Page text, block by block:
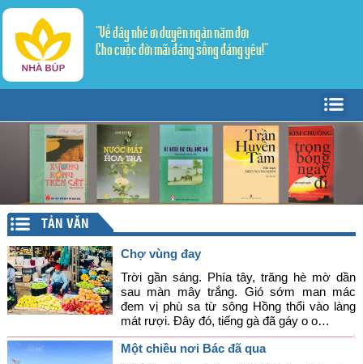
"Về đây nhé ơi duyên ngàn năm đợi
Cho cuộc đời mãi đáng sống đáng yêu!"
Giới thiệu
Tác giả - Tác phẩm
Trang văn ▼
Tản Văn
Truyện ngắn
Thể ký
Trang thơ ▼
Sáng tác
Dịch thơ
Văn học dân gian
Lý luận - Phê bình
Mỹ thuật - Âm nhạc
TẢN VĂN
Chợ vùng đay
Trời gần sáng. Phía tây, trăng hè mờ dần
sau màn mây trắng. Gió sớm man mác
đem vị phù sa từ sông Hồng thổi vào làng
mát rượi. Đây đó, tiếng gà đã gáy o o…
Một chiều nơi Bác đã qua